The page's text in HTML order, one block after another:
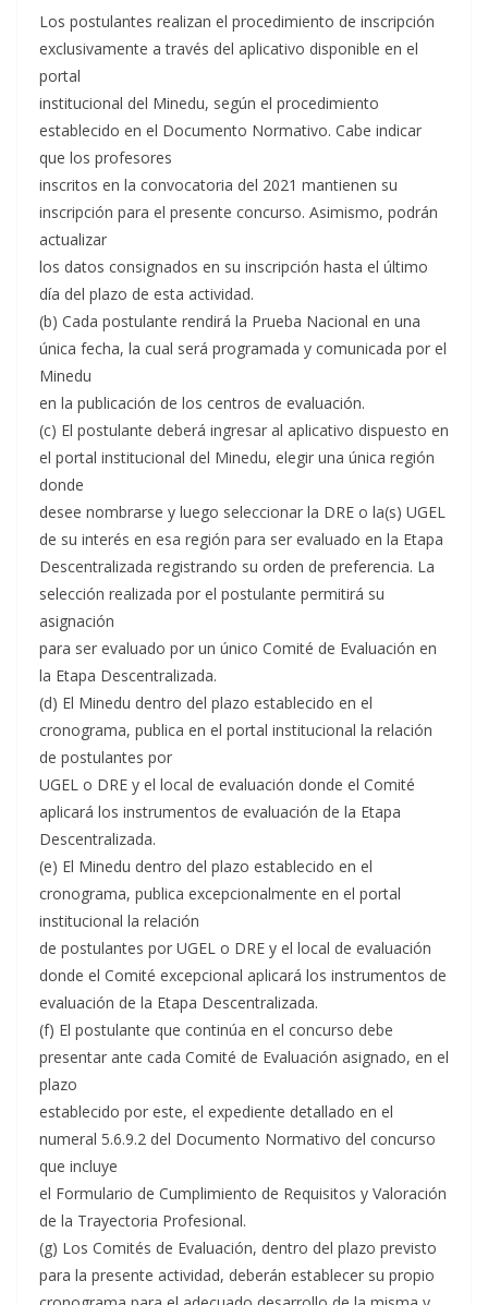
Los postulantes realizan el procedimiento de inscripción
exclusivamente a través del aplicativo disponible en el
portal
institucional del Minedu, según el procedimiento
establecido en el Documento Normativo. Cabe indicar
que los profesores
inscritos en la convocatoria del 2021 mantienen su
inscripción para el presente concurso. Asimismo, podrán
actualizar
los datos consignados en su inscripción hasta el último
día del plazo de esta actividad.
(b) Cada postulante rendirá la Prueba Nacional en una
única fecha, la cual será programada y comunicada por el
Minedu
en la publicación de los centros de evaluación.
(c) El postulante deberá ingresar al aplicativo dispuesto en
el portal institucional del Minedu, elegir una única región
donde
desee nombrarse y luego seleccionar la DRE o la(s) UGEL
de su interés en esa región para ser evaluado en la Etapa
Descentralizada registrando su orden de preferencia. La
selección realizada por el postulante permitirá su
asignación
para ser evaluado por un único Comité de Evaluación en
la Etapa Descentralizada.
(d) El Minedu dentro del plazo establecido en el
cronograma, publica en el portal institucional la relación
de postulantes por
UGEL o DRE y el local de evaluación donde el Comité
aplicará los instrumentos de evaluación de la Etapa
Descentralizada.
(e) El Minedu dentro del plazo establecido en el
cronograma, publica excepcionalmente en el portal
institucional la relación
de postulantes por UGEL o DRE y el local de evaluación
donde el Comité excepcional aplicará los instrumentos de
evaluación de la Etapa Descentralizada.
(f) El postulante que continúa en el concurso debe
presentar ante cada Comité de Evaluación asignado, en el
plazo
establecido por este, el expediente detallado en el
numeral 5.6.9.2 del Documento Normativo del concurso
que incluye
el Formulario de Cumplimiento de Requisitos y Valoración
de la Trayectoria Profesional.
(g) Los Comités de Evaluación, dentro del plazo previsto
para la presente actividad, deberán establecer su propio